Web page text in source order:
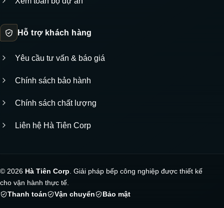
Hỗ trợ khách hàng
Yêu cầu tư vấn & báo giá
Chính sách bảo hành
Chính sách chất lượng
Liên hệ Hà Tiên Corp
© 2026 Hà Tiên Corp. Giải pháp bếp công nghiệp được thiết kế
cho vận hành thực tế.
Thanh toán
Vận chuyển Bảo mật